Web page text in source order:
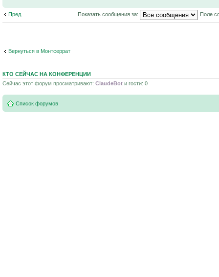
Пред. Показать сообщения за: Поле
Вернуться в Монтсеррат
КТО СЕЙЧАС НА КОНФЕРЕНЦИИ
Сейчас этот форум просматривают: ClaudeBot и гости: 0
Список форумов